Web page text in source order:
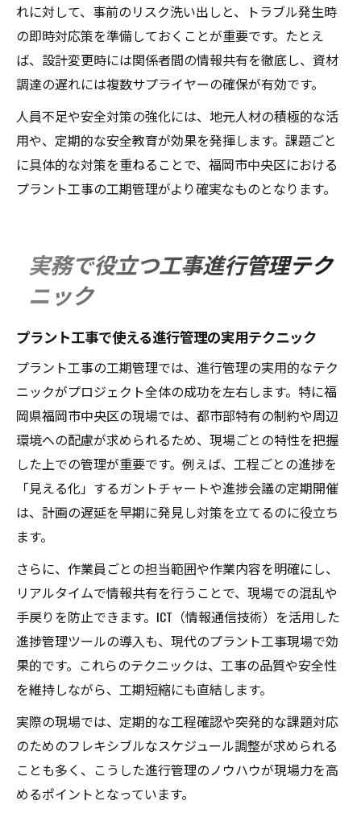
れに対して、事前のリスク洗い出しと、トラブル発生時
の即時対応策を準備しておくことが重要です。たとえ
ば、設計変更時には関係者間の情報共有を徹底し、資材
調達の遅れには複数サプライヤーの確保が有効です。
人員不足や安全対策の強化には、地元人材の積極的な活
用や、定期的な安全教育が効果を発揮します。課題ごと
に具体的な対策を重ねることで、福岡市中央区における
プラント工事の工期管理がより確実なものとなります。
実務で役立つ工事進行管理テク
ニック
プラント工事で使える進行管理の実用テクニック
プラント工事の工期管理では、進行管理の実用的なテク
ニックがプロジェクト全体の成功を左右します。特に福
岡県福岡市中央区の現場では、都市部特有の制約や周辺
環境への配慮が求められるため、現場ごとの特性を把握
した上での管理が重要です。例えば、工程ごとの進捗を
「見える化」するガントチャートや進捗会議の定期開催
は、計画の遅延を早期に発見し対策を立てるのに役立ち
ます。
さらに、作業員ごとの担当範囲や作業内容を明確にし、
リアルタイムで情報共有を行うことで、現場での混乱や
手戻りを防止できます。ICT（情報通信技術）を活用した
進捗管理ツールの導入も、現代のプラント工事現場で効
果的です。これらのテクニックは、工事の品質や安全性
を維持しながら、工期短縮にも直結します。
実際の現場では、定期的な工程確認や突発的な課題対応
のためのフレキシブルなスケジュール調整が求められる
ことも多く、こうした進行管理のノウハウが現場力を高
めるポイントとなっています。